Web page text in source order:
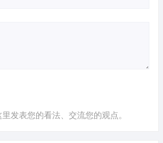
发表您的看法、交流您的观点。